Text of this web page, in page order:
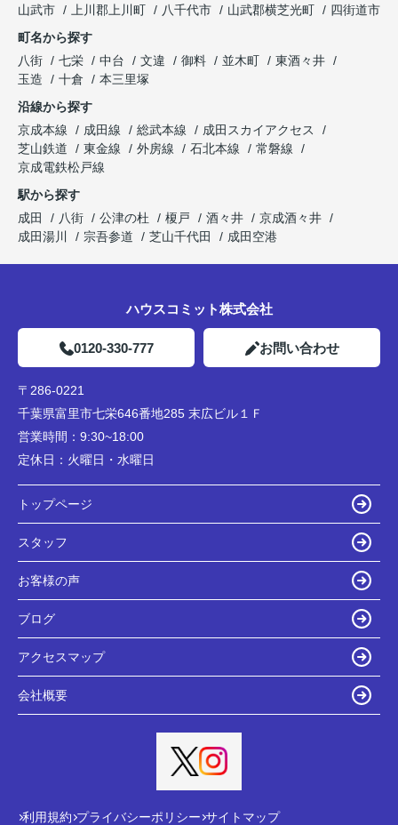
山武市
上川郡上川町 八千代市 山武郡横芝光町
四街道市
町名から探す
八街
七栄 中台 文違 御料 並木町
東酒々井
玉造
十倉
本三里塚
沿線から探す
京成本線
成田線 総武本線
成田スカイアクセス
芝山鉄道
東金線 外房線 石北本線
常磐線
京成電鉄松戸線
駅から探す
成田
八街 公津の杜 榎戸 酒々井
京成酒々井
成田湯川
宗吾参道 芝山千代田 成田空港
ハウスコミット株式会社
0120-330-777 お問い合わせ
〒286-0221
千葉県富里市七栄646番地285 末広ビル１Ｆ
営業時間： 9:30~18:00
定休日： 火曜日・水曜日
トップページ
スタッフ
お客様の声
ブログ
アクセスマップ
会社概要
利用規約 プライバシーポリシー サイトマップ